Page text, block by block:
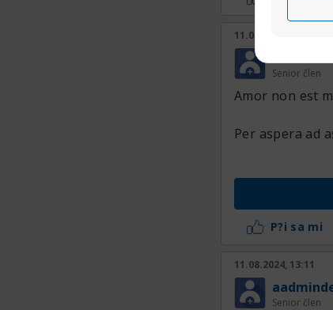
11.08.2024, 13:14
Senior člen
Amor non est
Per aspera ad
P?i sa mi
11.08.2024, 13:11
Senior člen